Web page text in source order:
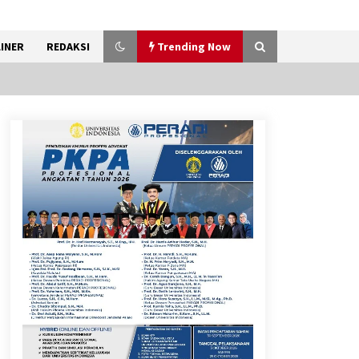
REDAKSI Trending Now
Gebyar Lomba 17 Agustus
RSUD Tigaraksa, Semarakkan
HUT RI dengan Nuansa
Kebersamaan
7 Agustus 2026
Sarana PAUD Diperkuat,
Tangsel Dorong Angka
Partisipasi Sekolah Terus
Meningkat
7 Agustus 2026